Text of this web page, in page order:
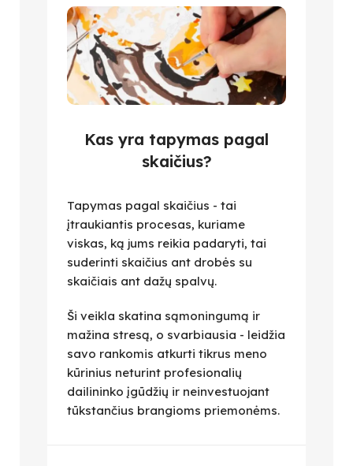
Kas yra tapymas pagal
skaičius?
Tapymas pagal skaičius - tai
įtraukiantis procesas, kuriame
viskas, ką jums reikia padaryti, tai
suderinti skaičius ant drobės su
skaičiais ant dažų spalvų.
Ši veikla skatina sąmoningumą ir
mažina stresą, o svarbiausia - leidžia
savo rankomis atkurti tikrus meno
kūrinius neturint profesionalių
dailininko įgūdžių ir neinvestuojant
tūkstančius brangioms priemonėms.